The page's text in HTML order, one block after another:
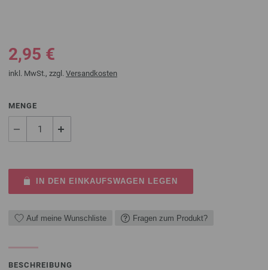
2,95 €
inkl. MwSt., zzgl. Versandkosten
MENGE
IN DEN EINKAUFSWAGEN LEGEN
Auf meine Wunschliste Fragen zum Produkt?
BESCHREIBUNG